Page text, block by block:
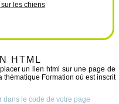
les chiens
HTML
un lien html sur une page de
thématique Formation où est inscrit
dans le code de votre page